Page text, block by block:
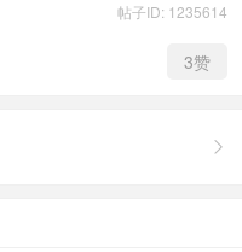
帖子ID: 1235614
3赞
